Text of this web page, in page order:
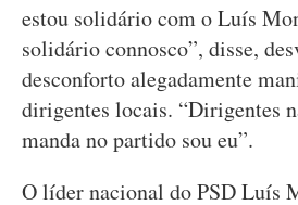
estou solidário com o Luís
solidário connosco”, disse,
desconforto alegadamente
dirigentes locais. “Dirigentes
manda no partido sou eu”.
O líder nacional do PSD Luís